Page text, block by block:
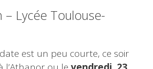
– Lycée Toulouse-
est un peu courte, ce soir